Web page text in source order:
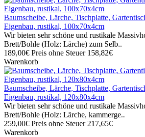
Baumscheibe, Lärche, Tischplatte,
Eigenbau, rustikal, 100x70x4cm
Wir bieten sehr schöne und rustikale
Brett/Bohle (Holz: Lärche) zum Selb..
189,00€ Preis ohne Steuer 158,82€
Warenkorb
Baumscheibe, Lärche, Tischplatte,
Eigenbau, rustikal, 120x80x4cm
Wir bieten sehr schöne und rustikale
Brett/Bohle (Holz: Lärche, kammerge..
259,00€ Preis ohne Steuer 217,65€
Warenkorb